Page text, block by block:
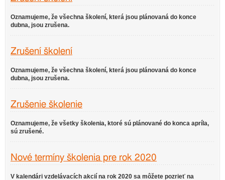
Oznamujeme, že všechna školení, která jsou plánovaná do konce
dubna, jsou zrušena.
Zrušení školení
Oznamujeme, že všechna školení, která jsou plánovaná do konce
dubna, jsou zrušena.
Zrušenie školenie
Oznamujeme, že všetky školenia, ktoré sú plánované do konca apríla,
sú zrušené.
Nové termíny školenia pre rok 2020
V kalendári vzdelávacích akcií na rok 2020 sa môžete pozrieť na